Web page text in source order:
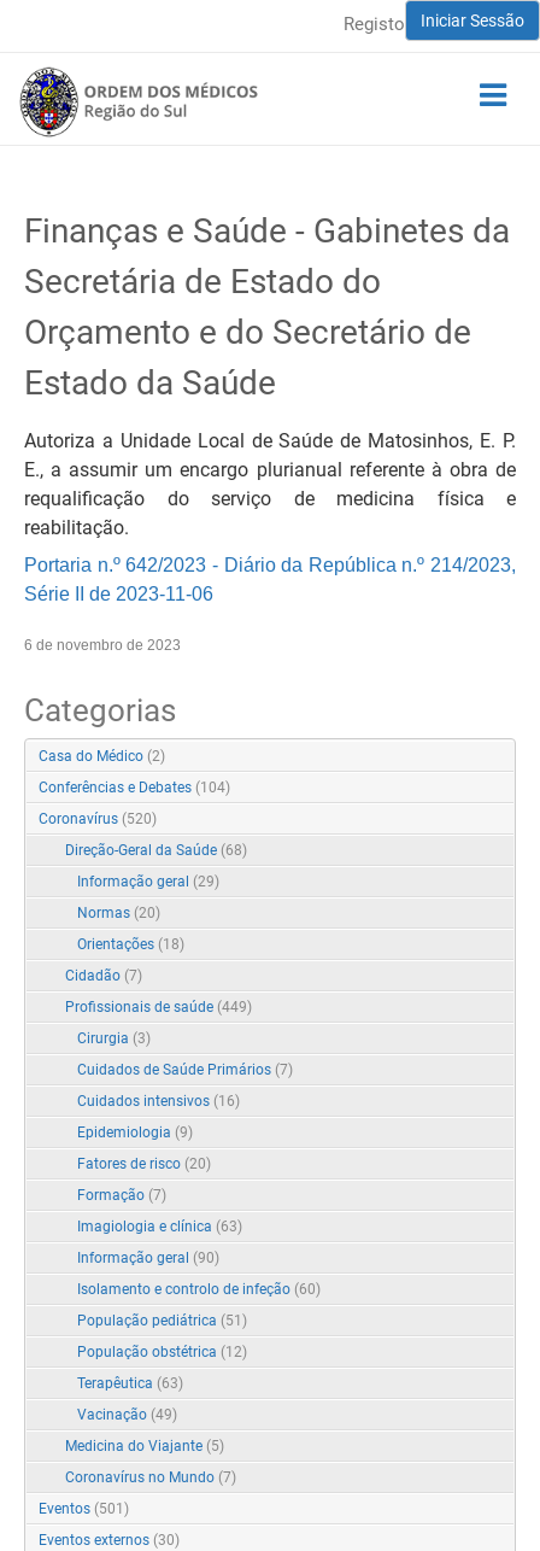
Iniciar Sessão
Registo
Finanças e Saúde - Gabinetes da
Secretária de Estado do
Orçamento e do Secretário de
Estado da Saúde
Autoriza a Unidade Local de Saúde de Matosinhos, E. P.
E., a assumir um encargo plurianual referente à obra de
requalificação do serviço de medicina física e
reabilitação.
Portaria n.º 642/2023 - Diário da República n.º 214/2023,
Série II de 2023-11-06
6 de novembro de 2023
Categorias
Casa do Médico (2)
Conferências e Debates (104)
Coronavírus (520)
Direção-Geral da Saúde (68)
Informação geral (29)
Normas (20)
Orientações (18)
Cidadão (7)
Profissionais de saúde (449)
Cirurgia (3)
Cuidados de Saúde Primários (7)
Cuidados intensivos (16)
Epidemiologia (9)
Fatores de risco (20)
Formação (7)
Imagiologia e clínica (63)
Informação geral (90)
Isolamento e controlo de infeção (60)
População pediátrica (51)
População obstétrica (12)
Terapêutica (63)
Vacinação (49)
Medicina do Viajante (5)
Coronavírus no Mundo (7)
Eventos (501)
Eventos externos (30)